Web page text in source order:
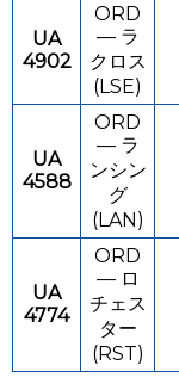
UA
4902
ORD
— ラ
クロス
(LSE)
UA
4588
ORD
— ラ
ンシン
グ
(LAN)
UA
4774
ORD
— ロ
チェス
ター
(RST)